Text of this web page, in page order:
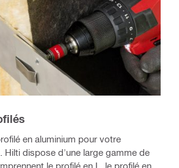
en aluminium pour votre
Hilti dispose d'une large gamme de
le profilé en L, le profilé en